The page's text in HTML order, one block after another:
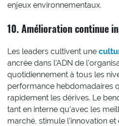
enjeux environnementaux.
10. Amélioration continue
Les leaders cultivent une
ancrée dans l’ADN de
quotidiennement à tous les
performance hebdomadaires
rapidement les dérives. Le
tant en interne qu’avec les
marché, stimule l’innovation